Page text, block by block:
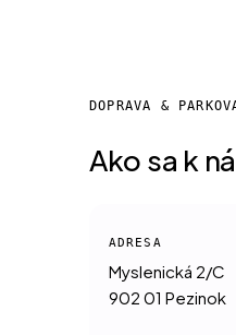
DOPRAVA &
Ako sa k
ADRESA
Myslenická 2/C
902 01 Pezinok